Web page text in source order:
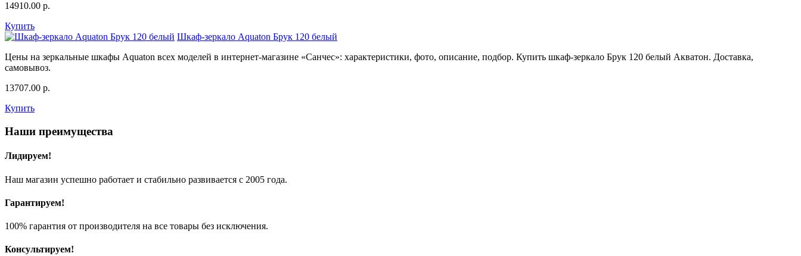
14910.00 р.
Купить
Шкаф-зеркало Aquaton Брук 120 белый
Цены на зеркальные шкафы Aquaton всех моделей в интернет-магазине «Санчес»: характеристики, фото, описание, подбор. Купить шкаф-зеркало Брук 120 белый Акватон. Доставка,
самовывоз.
13707.00 р.
Купить
Наши преимущества
Лидируем!
Наш магазин успешно работает и стабильно развивается с 2005 года.
Гарантируем!
100% гарантия от производителя на все товары без исключения.
Консультируем!